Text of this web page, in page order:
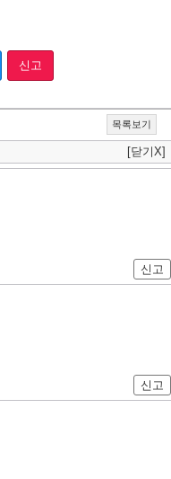
신고
목록보기
[닫기X]
신고
신고